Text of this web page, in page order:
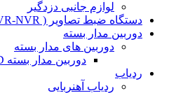
لوازم جانبی دزدگیر
دستگاه ضبط تصاویر ( DVR-NVR )
دوربین مدار بسته
دوربین های مدار بسته
دوربین مدار بسته AHD
ردیاب
ردیاب آهنربایی